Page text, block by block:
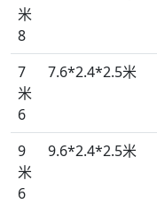
米
8
7
米
6
7.6*2.4*2.5米
9
米
6
9.6*2.4*2.5米